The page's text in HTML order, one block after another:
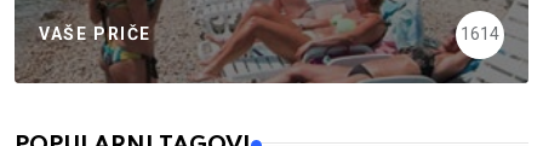
VAŠE PRIČE 1614